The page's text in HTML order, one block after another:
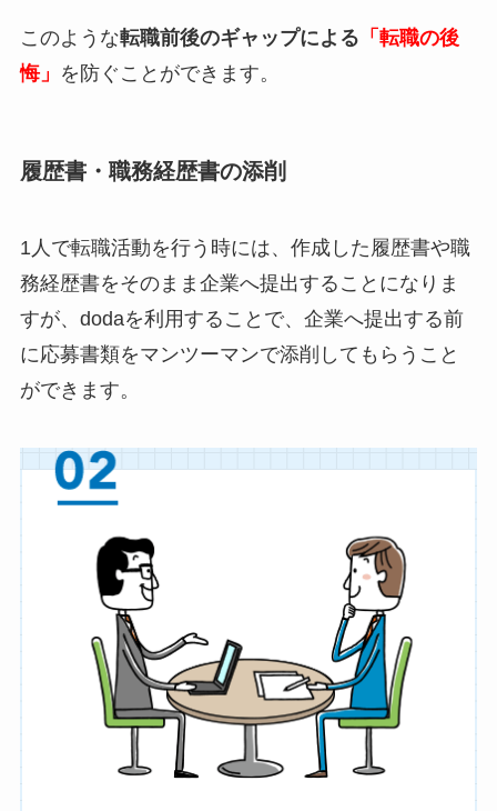
このような転職前後のギャップによる 「 転職の後
悔」 を防ぐことができます。
履歴書・職務経歴書の添削
1人で転職活動を行う時には、作成した履歴書や職
務経歴書をそのまま企業へ提出することになりま
すが、dodaを利用することで、企業へ提出する前
に応募書類をマンツーマンで添削してもらうこと
ができます。